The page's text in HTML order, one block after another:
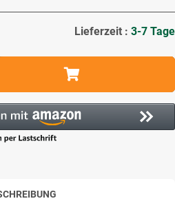
Lieferzeit : 3-7 Tage